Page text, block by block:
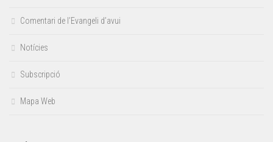
Comentari de l’Evangeli d’avui
Notícies
Subscripció
Mapa Web